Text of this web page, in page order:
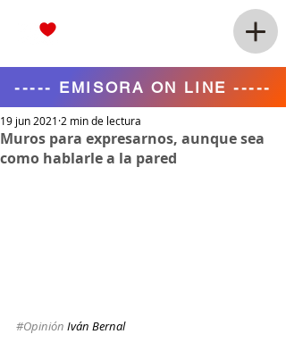
----- EMISORA ON LINE -----
Muros para expresarnos, aunque sea
como hablarle a la pared
19 jun 2021 2 min de lectura
#Opinión Iván Bernal